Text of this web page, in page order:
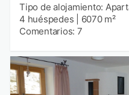
Tipo de alojamiento:
4 huéspedes
6070 m²
Comentarios: 7